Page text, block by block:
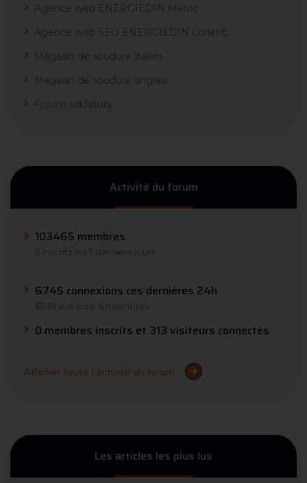
Agence web ENERGIEDIN Maroc
Agence web SEO ENERGIEDIN Lorient
Magasin de soudure italien
Magasin de soudure anglais
Forum saldatura
Activité du forum
103465 membres
5 inscrits les 7 derniers jours
6745 connexions ces dernières 24h
6739 visiteurs 6 membres
0 membres inscrits et 313 visiteurs connectés
Afficher toute l'activité du forum
Les articles les plus lus